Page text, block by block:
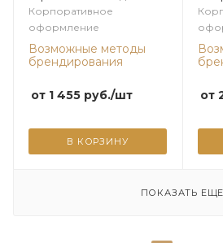
из коллекции Лимонная
Корпоративное
оформление
Возможные методы
брендирования
от 1 455 руб./шт
В КОРЗИНУ
от
ПОКАЗАТЬ ЕЩЕ